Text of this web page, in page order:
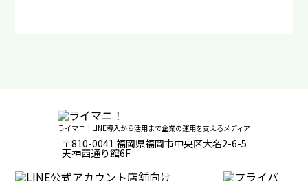
ライマニ！LINE導入から活用まで企業の運用を支えるメディア
〒810-0041 福岡県福岡市中央区大名2-6-5
天神西通り館6F